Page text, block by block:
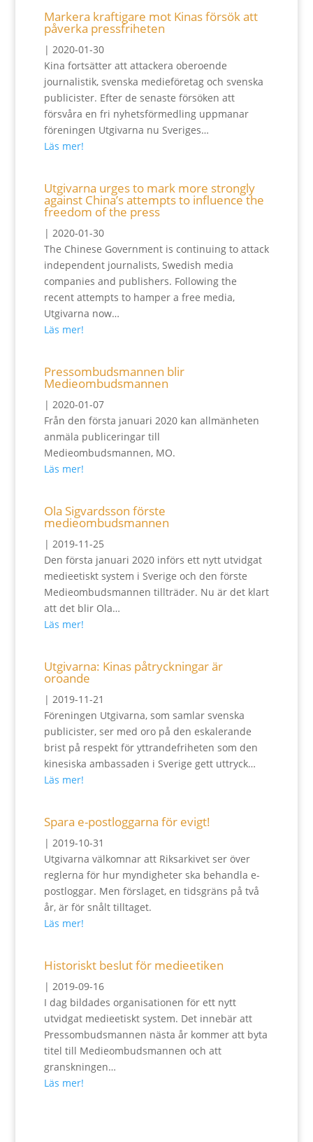
Markera kraftigare mot Kinas försök att
påverka pressfriheten
| 2020-01-30
Kina fortsätter att attackera oberoende
journalistik, svenska medieföretag och svenska
publicister. Efter de senaste försöken att
försvåra en fri nyhetsförmedling uppmanar
föreningen Utgivarna nu Sveriges…
Läs mer!
Utgivarna urges to mark more strongly
against China’s attempts to influence the
freedom of the press
| 2020-01-30
The Chinese Government is continuing to attack
independent journalists, Swedish media
companies and publishers. Following the
recent attempts to hamper a free media,
Utgivarna now…
Läs mer!
Pressombudsmannen blir
Medieombudsmannen
| 2020-01-07
Från den första januari 2020 kan allmänheten
anmäla publiceringar till
Medieombudsmannen, MO.
Läs mer!
Ola Sigvardsson förste
medieombudsmannen
| 2019-11-25
Den första januari 2020 införs ett nytt utvidgat
medieetiskt system i Sverige och den förste
Medieombudsmannen tillträder. Nu är det klart
att det blir Ola…
Läs mer!
Utgivarna: Kinas påtryckningar är
oroande
| 2019-11-21
Föreningen Utgivarna, som samlar svenska
publicister, ser med oro på den eskalerande
brist på respekt för yttrandefriheten som den
kinesiska ambassaden i Sverige gett uttryck…
Läs mer!
Spara e-postloggarna för evigt!
| 2019-10-31
Utgivarna välkomnar att Riksarkivet ser över
reglerna för hur myndigheter ska behandla e-
postloggar. Men förslaget, en tidsgräns på två
år, är för snålt tilltaget.
Läs mer!
Historiskt beslut för medieetiken
| 2019-09-16
I dag bildades organisationen för ett nytt
utvidgat medieetiskt system. Det innebär att
Pressombudsmannen nästa år kommer att byta
titel till Medieombudsmannen och att
granskningen…
Läs mer!